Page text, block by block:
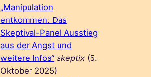
„Manipulation
entkommen: Das
Skeptival-Panel Ausstieg
aus der Angst und
weitere Infos“ skeptix (5.
Oktober 2025)